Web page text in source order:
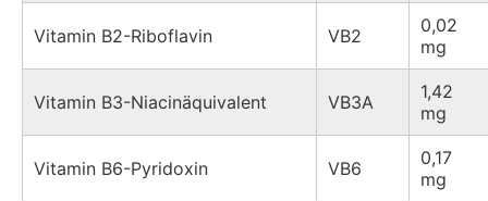
Vitamin B2-Riboflavin VB2
0,02
mg
Vitamin B3-Niacinäquivalent VB3A
1,42
mg
Vitamin B6-Pyridoxin VB6
0,17
mg